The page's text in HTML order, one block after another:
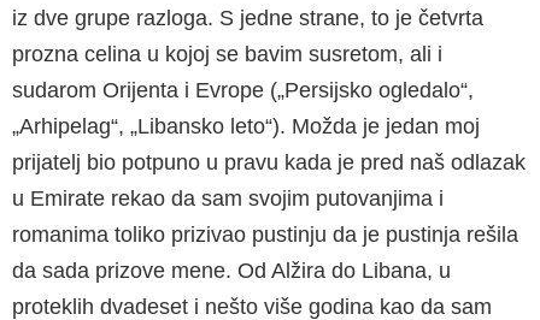
iz dve grupe razloga. S jed­ne strane, to je četvrta
prozna celina u kojoj se bavim susretom, ali i
sudarom Orijenta i Evro­pe („Persijsko ogledalo“,
„Arhipelag“, „Libansko leto“). Možda je jedan moj
prijatelj bio potpuno u pravu kada je pred naš odlazak
u Emirate re­kao da sam svojim putovanjima i
romanima toli­ko prizivao pustinju da je pustinja rešila
da sada prizove mene. Od Alžira do Libana, u
proteklih dvadeset i nešto više godina kao da sam